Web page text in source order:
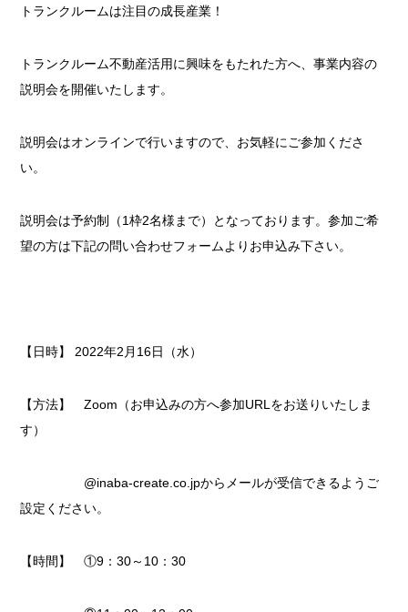
トランクルームは注目の成長産業！
トランクルーム不動産活用に興味をもたれた方へ、事業内容の
説明会を開催いたします。
説明会はオンラインで行いますので、お気軽にご参加くださ
い。
説明会は予約制（1枠2名様まで）となっております。参加ご希
望の方は下記の問い合わせフォームよりお申込み下さい。
【日時】 2022年2月16日（水）
【方法】 Zoom（お申込みの方へ参加URLをお送りいたしま
す）
@inaba-create.co.jpからメールが受信できるようご
設定ください。
【時間】 ①9：30～10：30